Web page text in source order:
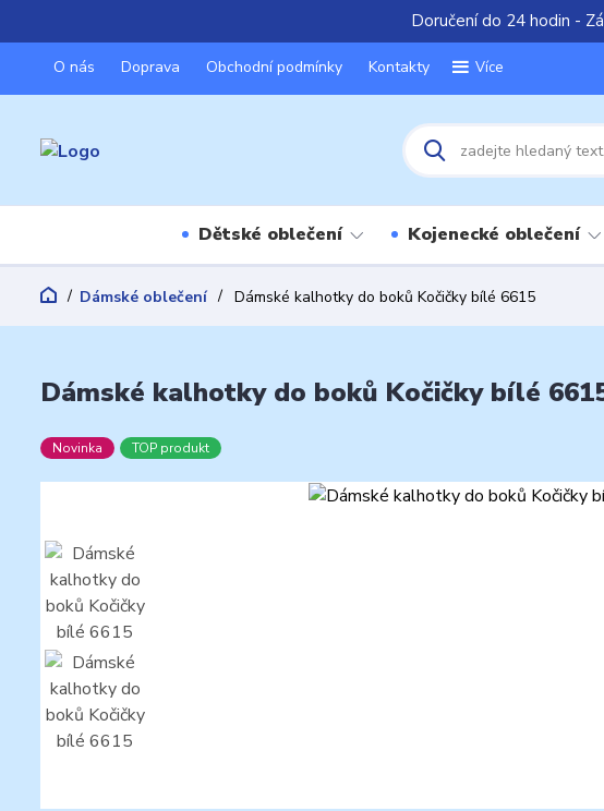
Doručení do 24 hodin -
O nás Doprava Obchodní podmínky Kontakty Více
Dětské oblečení Kojenecké oblečení
Dámské oblečení Dámské kalhotky do boků Kočičky bílé 6615
Dámské kalhotky do boků Kočičky bílé
Novinka TOP produkt